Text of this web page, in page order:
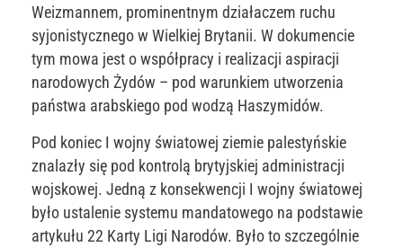
Weizmannem, prominentnym działaczem ruchu
syjonistycznego w Wielkiej Brytanii. W dokumencie
tym mowa jest o współpracy i realizacji aspiracji
narodowych Żydów – pod warunkiem utworzenia
państwa arabskiego pod wodzą Haszymidów.
Pod koniec I wojny światowej ziemie palestyńskie
znalazły się pod kontrolą brytyjskiej administracji
wojskowej. Jedną z konsekwencji I wojny światowej
było ustalenie systemu mandatowego na podstawie
artykułu 22 Karty Ligi Narodów. Było to szczególnie